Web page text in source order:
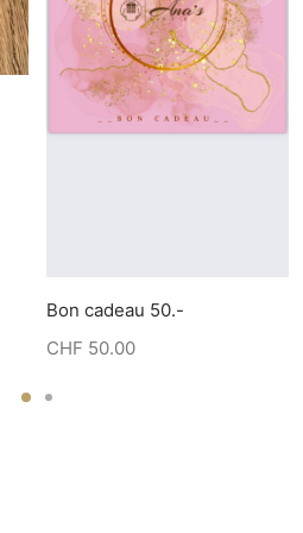
Bon cadeau 50.-
CHF 50.00